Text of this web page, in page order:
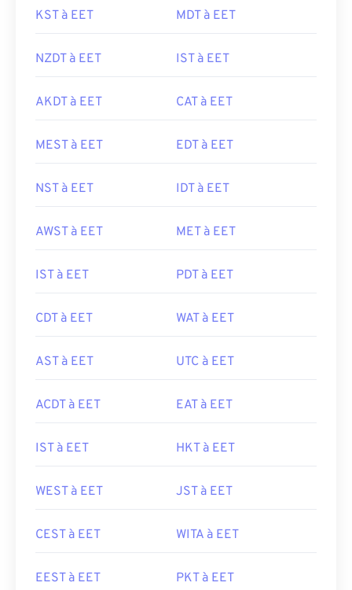
KST à EET MDT à EET
NZDT à EET IST à EET
AKDT à EET CAT à EET
MEST à EET EDT à EET
NST à EET IDT à EET
AWST à EET MET à EET
IST à EET PDT à EET
CDT à EET WAT à EET
AST à EET UTC à EET
ACDT à EET EAT à EET
IST à EET HKT à EET
WEST à EET JST à EET
CEST à EET WITA à EET
EEST à EET PKT à EET